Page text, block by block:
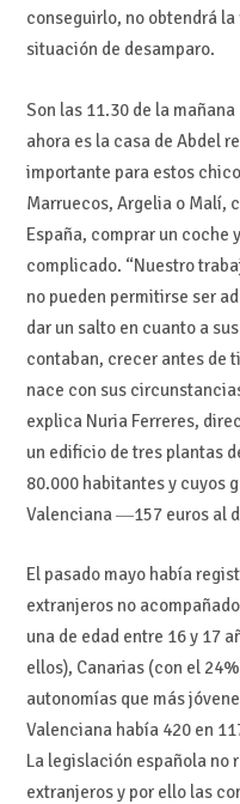
conseguirlo, no obtendrá
situación de desamparo.
Son las 11.30 de la
ahora es la casa de Abdel
importante para estos
Marruecos, Argelia o Malí,
España, comprar un coche
complicado. “Nuestro
no pueden permitirse ser
dar un salto en cuanto a
contaban, crecer antes de
nace con sus
explica Nuria Ferreres,
un edificio de tres plantas
80.000 habitantes y cuyos
Valenciana ―157 euros al
El pasado mayo había
extranjeros no
una de edad entre 16 y 17
ellos), Canarias (con el
autonomías que más
Valenciana había 420 en
La legislación española no
extranjeros y por ello las